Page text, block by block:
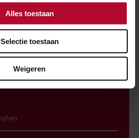
Alles toestaan
Selectie toestaan
Weigeren